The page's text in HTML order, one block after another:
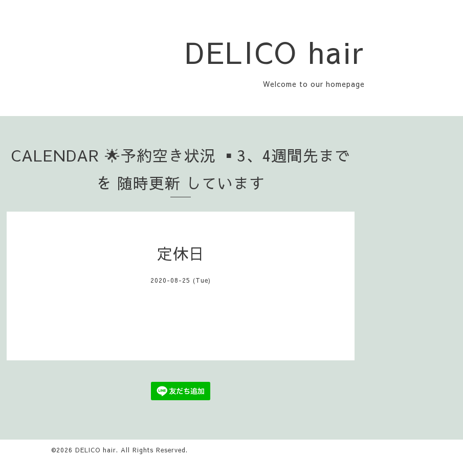
DELICO hair
Welcome to our homepage
CALENDAR 🌟予約空き状況 ▪️3、4週間先まで
を 随時更新 しています
定休日
2020-08-25 (Tue)
©2026 DELICO hair. All Rights Reserved.